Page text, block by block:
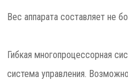
Вес аппарата составляет не
Гибкая многопроцессорная
система управления.